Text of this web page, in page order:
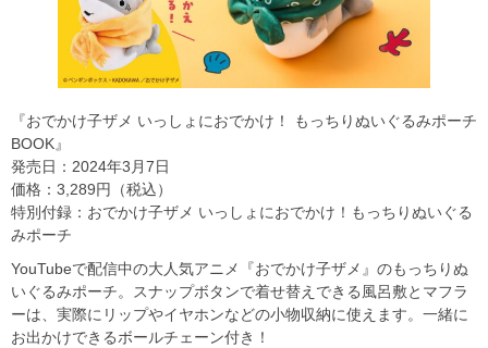
『おでかけ子ザメ いっしょにおでかけ！ もっちりぬいぐるみポーチ
BOOK』
発売日：2024年3月7日
価格：3,289円（税込）
特別付録：おでかけ子ザメ いっしょにおでかけ！もっちりぬいぐる
みポーチ
YouTubeで配信中の大人気アニメ『おでかけ子ザメ』のもっちりぬ
いぐるみポーチ。スナップボタンで着せ替えできる風呂敷とマフラ
ーは、実際にリップやイヤホンなどの小物収納に使えます。一緒に
お出かけできるボールチェーン付き！